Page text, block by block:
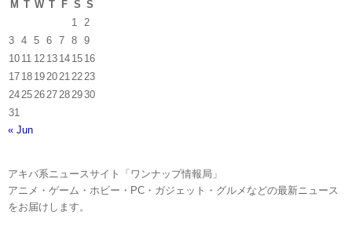
M T W T F S S
1
2
3
4 5 6 7 8
9
10 11 12 13 14 15 16
17 18 19 20 21 22 23
24 25 26 27 28 2930
31
« Jun
アキバ系ニュースサイト「ワンナップ情報局」
アニメ・ゲーム・ホビー・PC・ガジェット・グルメなどの最新ニュース
をお届けします。